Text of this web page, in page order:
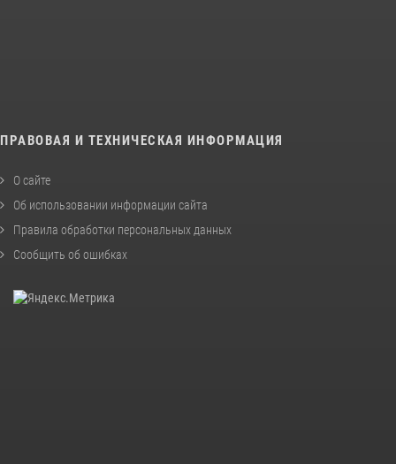
ПРАВОВАЯ И ТЕХНИЧЕСКАЯ ИНФОРМАЦИЯ
О сайте
Об использовании информации сайта
Правила обработки персональных данных
Сообщить об ошибках